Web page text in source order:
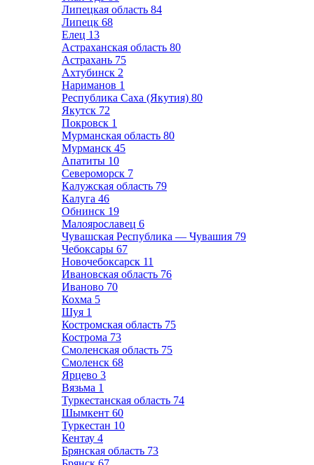
Липецкая область 84
Липецк 68
Елец 13
Астраханская область 80
Астрахань 75
Ахтубинск 2
Нариманов 1
Республика Саха (Якутия) 80
Якутск 72
Покровск 1
Мурманская область 80
Мурманск 45
Апатиты 10
Североморск 7
Калужская область 79
Калуга 46
Обнинск 19
Малоярославец 6
Чувашская Республика — Чувашия 79
Чебоксары 67
Новочебоксарск 11
Ивановская область 76
Иваново 70
Кохма 5
Шуя 1
Костромская область 75
Кострома 73
Смоленская область 75
Смоленск 68
Ярцево 3
Вязьма 1
Туркестанская область 74
Шымкент 60
Туркестан 10
Кентау 4
Брянская область 73